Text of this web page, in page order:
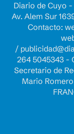
Diario de Cuyo
Av. Alem Sur
Contacto:
/
264 5045343 -
Secretario de
Mario